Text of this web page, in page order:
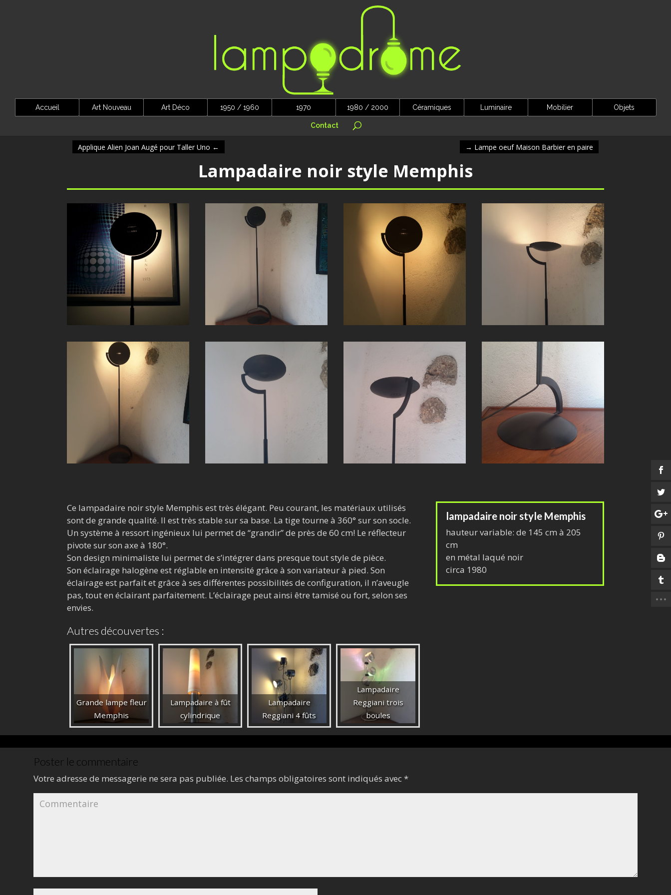
Accueil Art Nouveau Art Déco 1950 / 1960 1970 1980 / 2000 Céramiques Luminaire Mobilier Objets
Contact
Applique Alien Joan Augé pour Taller Uno ← → Lampe oeuf Maison Barbier en paire
Lampadaire noir style Memphis
Ce lampadaire noir style Memphis est très élégant. Peu courant, les matériaux utilisés
sont de grande qualité. Il est très stable sur sa base. La tige tourne à 360° sur son socle.
Un système à ressort ingénieux lui permet de “grandir” de près de 60 cm! Le réflecteur
pivote sur son axe à 180°.
Son design minimaliste lui permet de s’intégrer dans presque tout style de pièce.
Son éclairage halogène est réglable en intensité grâce à son variateur à pied. Son
éclairage est parfait et grâce à ses différentes possibilités de configuration, il n’aveugle
pas, tout en éclairant parfaitement. L’éclairage peut ainsi être tamisé ou fort, selon ses
envies.
lampadaire noir style Memphis
hauteur variable: de 145 cm à 205
cm
en métal laqué noir
circa 1980
Autres découvertes :
Grande lampe fleur
Memphis
Lampadaire à fût
cylindrique
Lampadaire
Reggiani 4 fûts
Lampadaire
Reggiani trois
boules
Poster le commentaire
Votre adresse de messagerie ne sera pas publiée. Les champs obligatoires sont indiqués avec*